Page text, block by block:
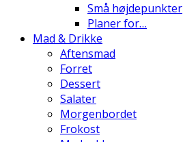
Små højdepunkter
Planer for…
Mad & Drikke
Aftensmad
Forret
Dessert
Salater
Morgenbordet
Frokost